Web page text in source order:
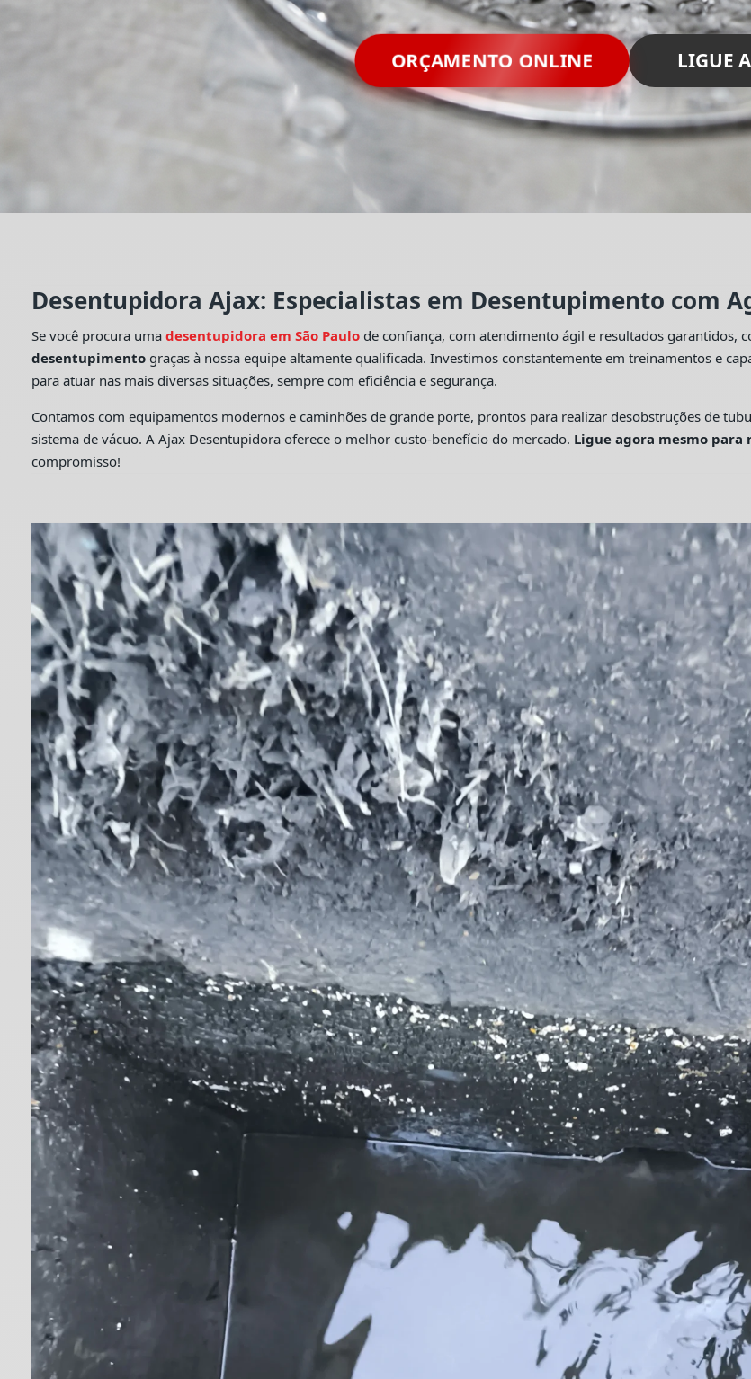
ORÇAMENTO ONLINE LIGUE
Desentupidora Ajax: Especialistas em Desentupimento com
Se você procura uma desentupidora em São Paulo de confiança, com atendimento ágil e resultados garantidos,
desentupimentograças à nossa equipe altamente qualificada. Investimos constantemente em treinamentos e
para atuar nas mais diversas situações, sempre com eficiência e segurança.
Contamos com equipamentos modernos e caminhões de grande porte, prontos para realizar desobstruções de
sistema de vácuo. A Ajax Desentupidora oferece o melhor custo-benefício do mercado. Ligue agora mesmo para
compromisso!